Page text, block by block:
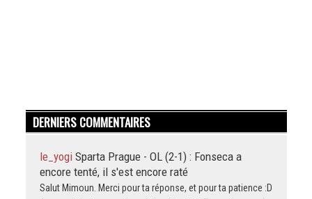
DERNIERS COMMENTAIRES
le_yogi Sparta Prague - OL (2-1) : Fonseca a
encore tenté, il s'est encore raté
Salut Mimoun. Merci pour ta réponse, et pour ta patience :D